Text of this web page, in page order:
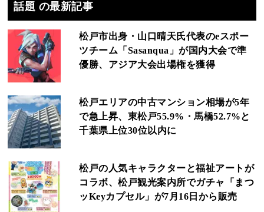
話題 の最新記事
松戸市出身・山口晴天氏代表のeスポー
ツチーム「Sasanqua」が国内大会で準
優勝、アジア大会出場権を獲得
松戸エリアの中古マンション相場が5年
で急上昇、東松戸55.9%・馬橋52.7%と
千葉県上位30位以内に
松戸の人気キャラクターと福祉アートが
コラボ、松戸観光案内所でガチャ「まつ
ッKeyカプセル」が7月16日から販売